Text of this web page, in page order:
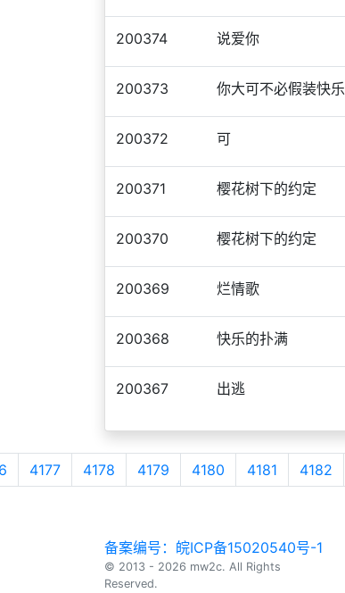
200374 说爱你
200373 你大可不必假装快乐
200372 可
200371 樱花树下的约定
200370 樱花树下的约定
200369 烂情歌
200368 快乐的扑满
200367 出逃
4177 4178 4179 4180 4181 4182
备案编号：皖ICP备15020540号-1
© 2013 - 2026 mw2c. All Rights
Reserved.